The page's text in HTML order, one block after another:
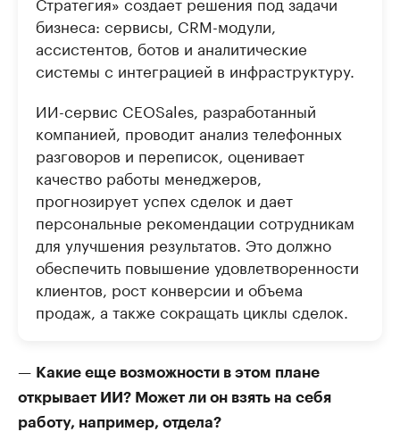
бизнеса: сервисы, CRM-модули,
ассистентов, ботов и аналитические
системы с интеграцией в инфраструктуру.
ИИ-сервис CEOSales, разработанный
компанией, проводит анализ телефонных
разговоров и переписок, оценивает
качество работы менеджеров,
прогнозирует успех сделок и дает
персональные рекомендации сотрудникам
для улучшения результатов. Это должно
обеспечить повышение удовлетворенности
клиентов, рост конверсии и объема
продаж, а также сокращать циклы сделок.
— Какие еще возможности в этом плане
открывает ИИ? Может ли он взять на себя
работу, например, отдела?